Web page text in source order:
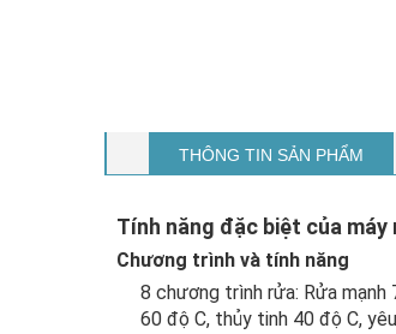
THÔNG TIN SẢN PHẨM
Tính năng đặc biệt của máy
Chương trình và tính năng
8 chương trình rửa: Rửa
60 độ C, thủy tinh 40 độ C,